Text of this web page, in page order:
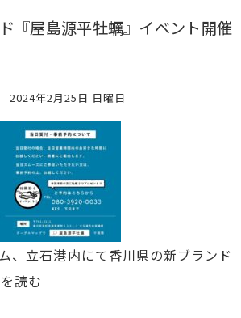
『屋島源平牡蠣』イベント開催
2024年2月25日 日曜日
、立石港内にて香川県の新ブランド
読む